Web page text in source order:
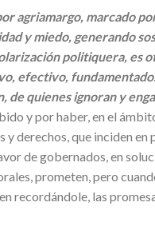
agriamargo, marcado
y miedo, generando
politiquera, es
efectivo,
quienes ignoran y
y por haber, en el
derechos, que inciden
de gobernados, en
prometen, pero
recordándole, las